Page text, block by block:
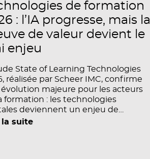
de formation
: l’IA progresse, mais la
de valeur devient le
enjeu
State of Learning Technologies
réalisée par Scheer IMC, confirme
majeure pour les acteurs
formation : les technologies
deviennent un enjeu de
de performance et de preuve
la suite